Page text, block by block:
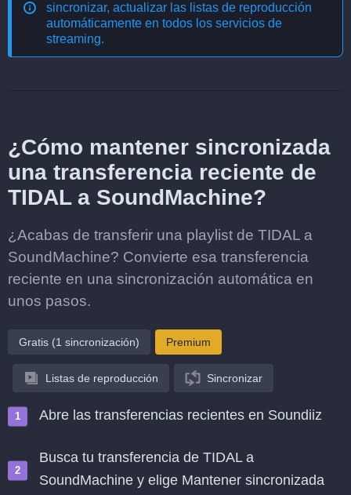
sincronizar, actualizar las listas de reproducción
automáticamente en todos los servicios de
streaming.
¿Cómo mantener sincronizada
una transferencia reciente de
TIDAL a SoundMachine?
¿Acabas de transferir una playlist de TIDAL a
SoundMachine? Convierte esa transferencia
reciente en una sincronización automática en
unos pasos.
Gratis (1 sincronización) Premium
Listas de reproducción Sincronizar
Abre las transferencias recientes en Soundiiz
Busca tu transferencia de TIDAL a
SoundMachine y elige Mantener sincronizada